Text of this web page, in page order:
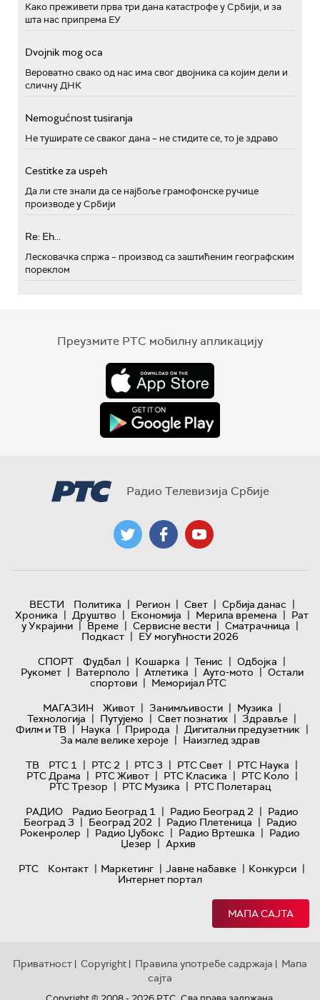
Како преживети прва три дана катастрофе у Србији, и за
шта нас припрема ЕУ
Dvojnik mog oca
Вероватно свако од нас има свог двојника са којим дели и
сличну ДНК
Nemogućnost tusiranja
Не туширате се сваког дана – не стидите се, то је здраво
Cestitke za uspeh
Да ли сте знали да се најбоље грамофонске ручице
производе у Србији
Re: Eh...
Лесковачка спржа – производ са заштићеним географским
пореклом
Преузмите РТС мобилну апликацију
Радио Телевизија Србије
ВЕСТИ Политика | Регион | Свет | Србија данас |
Хроника | Друштво | Економија | Мерила времена | Рат
у Украјини | Време | Сервисне вести | Сматрачница |
Подкаст | ЕУ могућности 2026
СПОРТ
Фудбал | Кошарка | Тенис | Одбојка |
Рукомет | Ватерполо | Атлетика | Ауто-мото | Остали
спортови | Меморијал РТС
МАГАЗИН
Живот | Занимљивости | Музика |
Технологијa | Путујемо | Свет познатих | Здравље |
Филм и ТВ | Наука | Природа | Дигитални предузетник |
За мале велике хероје | Наизглед здрав
ТВ
РТС 1 | РТС 2 | РТС 3 | РТС Свет | РТС Наука |
РТС Драма | РТС Живот | РТС Класика | РТС Коло |
РТС Трезор | РТС Музика | РТС Полетарац
РАДИО
Радио Београд 1 | Радио Београд 2 | Радио
Београд 3 | Београд 202 | Радио Плетеница | Радио
Рокенролер | Радио Џубокс | Радио Вртешка | Радио
Џезер | Архив
РТС
Контакт | Маркетинг | Јавне набавке | Конкурси |
Интернет портал
МАПА САЈТА
Приватност | Copyright | Правила употребе садржаја | Мапа
сајта